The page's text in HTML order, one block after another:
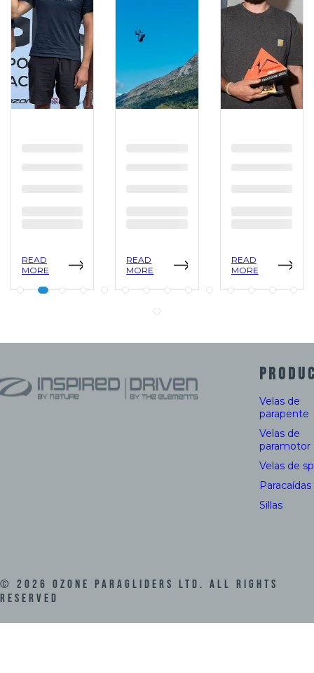
READ
MORE
READ
MORE
READ
MORE
Velas de
parapente
Velas de
paramotor
Velas de
Paracaídas
Sillas
© 2026 Ozone Paragliders LTD. All Rights
Reserved